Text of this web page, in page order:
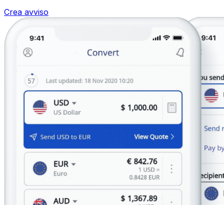
Crea avviso